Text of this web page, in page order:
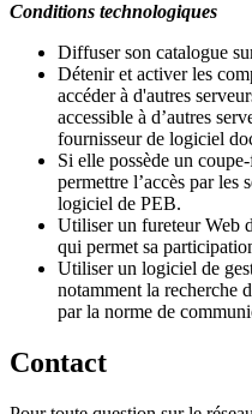
Conditions technologiques
Diffuser son catalogue
Détenir et activer les
accéder à d'autres
accessible à d’autres
fournisseur de logiciel
Si elle possède un
permettre l’accès par les
logiciel de PEB.
Utiliser un fureteur Web d
qui permet sa
Utiliser un logiciel de
notamment la recherche
par la norme de
Contact